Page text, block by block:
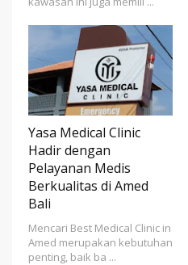
Yasa Medical Clinic
Hadir dengan
Pelayanan Medis
Berkualitas di Amed
Bali
Mencari Best Medical Clinic in
Amed merupakan kebutuhan
penting, baik ba ...